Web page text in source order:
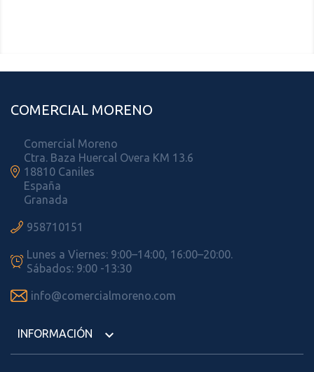
COMERCIAL MORENO

Comercial Moreno
Ctra. Baza Huercal Overa KM 13.6
18810 Caniles
España
Granada
 958710151

Lunes a Viernes: 9:00–14:00, 16:00–20:00.
Sábados: 9:00 -13:30
 info@comercialmoreno.com
INFORMACIÓN 